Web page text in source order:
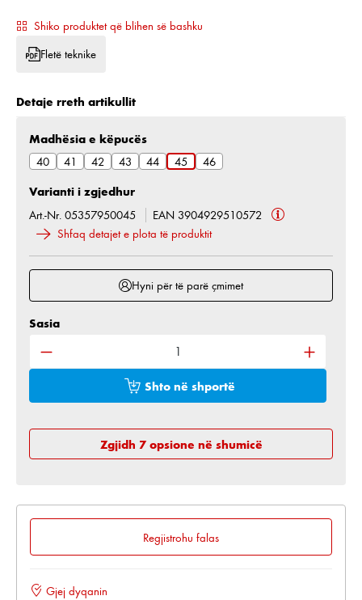
Shiko produktet që blihen së bashku
Fletë teknike
Detaje rreth artikullit
Zgjidh
Madhësia e këpucës
40
41 42 43 44 45 46
Varianti i zgjedhur
Art.-Nr. 05357950045
EAN 3904929510572
Shfaq detajet e plota të produktit
Hyni për të parë çmimet
Sasia e produktit: Shkruani sasinë e dëshiruar
Sasia
Shto në shportë
Zgjidh 7 opsione në shumicë
Regjistrohu falas
Gjej dyqanin